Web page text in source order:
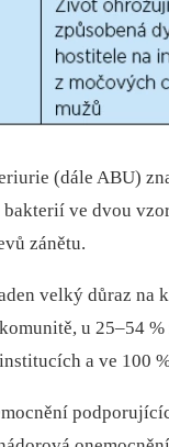
(dále ABU)
ve dvou
zánětu.
velký důraz
u 25–54
a ve 100